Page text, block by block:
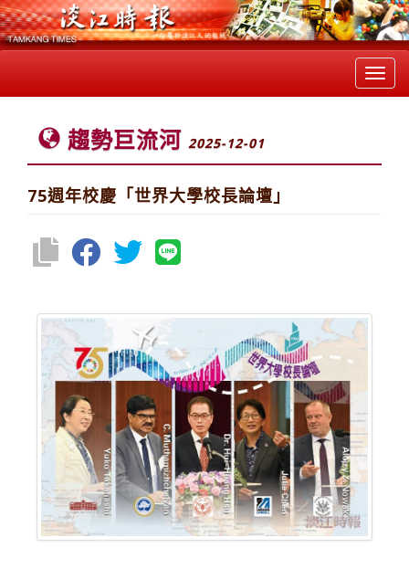
趨勢巨流河 2025-12-01
75週年校慶「世界大學校長論壇」